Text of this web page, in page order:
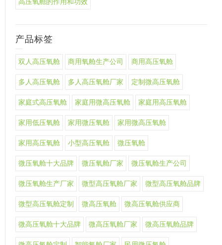
高压氧舱的作用和功效
产品标签
双人高压氧舱 商用氧舱生产公司 商用高压氧舱
多人高压氧舱 多人高压氧舱厂家 定制微高压氧舱
家庭式高压氧舱 家庭用微高压氧舱 家庭用高压氧舱
家用低压氧舱 家用微压氧舱 家用微高压氧舱
家用高压氧舱 小型高压氧舱 微压氧舱
微压氧舱十大品牌 微压氧舱厂家 微压氧舱生产公司
微压氧舱生产厂家 微型高压氧舱厂家 微型高压氧舱品牌
微型高压氧舱定制 微高压氧舱 微高压氧舱供应商
微高压氧舱十大品牌 微高压氧舱厂家 微高压氧舱品牌